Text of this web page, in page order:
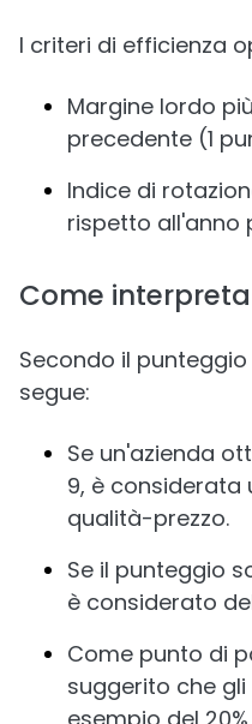
I criteri di efficienza
Margine lordo
precedente (1
Indice di
rispetto all'anno
Come
Secondo il
segue:
Se un'azienda
9, è
qualità-prezzo.
Se il punteggio
è considerato
Come punto di
suggerito che